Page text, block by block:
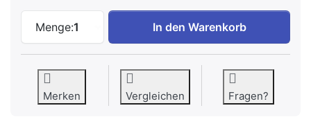
Menge:1
Eisenbahnen und Eisenbahner
In den Warenkorb
Merken Vergleichen Fragen?